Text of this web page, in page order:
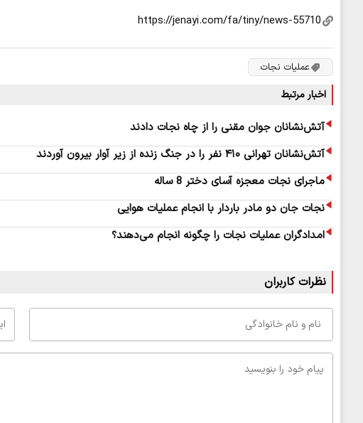
عملیات نجات
اخبار مرتبط
آتش‌نشانان جوان مقنی را از چاه نجات دادند
آتش‌نشانان تهرانی ۴۱۰ نفر را در جنگ زنده از زیر آوار بیرون آوردند
ماجرای نجات معجزه آسای دختر 8 ساله
نجات جان دو مادر باردار با انجام عملیات هوایی
امدادگران عملیات نجات را چگونه انجام می‌دهند؟
نظرات کاربران